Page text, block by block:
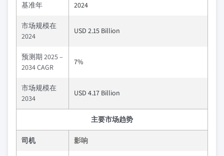
基准年 2024
市场规模在
2024
USD 2.15 Billion
预测期 2025 –
2034 CAGR
7%
市场规模在
2034
USD 4.17 Billion
主要市场趋势
司机 影响